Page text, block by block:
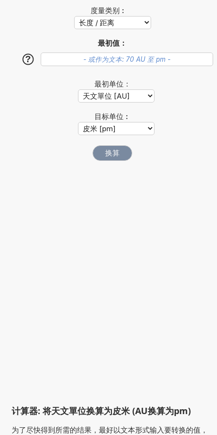
度量类别︰
最初值：
?
最初单位：
目标单位︰
计算器: 将天文單位换算为皮米 (AU换算为pm)
为了尽快得到所需的结果，最好以文本形式输入要转换的值，